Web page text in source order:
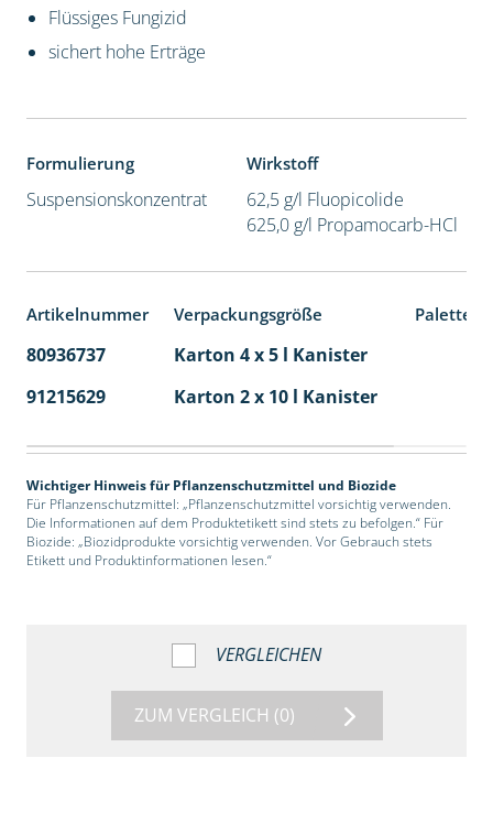
Flüssiges Fungizid
sichert hohe Erträge
Formulierung
Suspensionskonzentrat
Wirkstoff
62,5 g/l Fluopicolide
625,0 g/l Propamocarb-HCl
Artikelnummer Verpackungsgröße
80936737 Karton 4 x 5 l Kanister
91215629
Karton 2 x 10 l Kanister
Wichtiger Hinweis für Pflanzenschutzmittel und Biozide
Für Pflanzenschutzmittel: „Pflanzenschutzmittel vorsichtig verwenden.
Die Informationen auf dem Produktetikett sind stets zu befolgen.“ Für
Biozide: „Biozidprodukte vorsichtig verwenden. Vor Gebrauch stets
Etikett und Produktinformationen lesen.“
VERGLEICHEN
ZUM VERGLEICH (0)